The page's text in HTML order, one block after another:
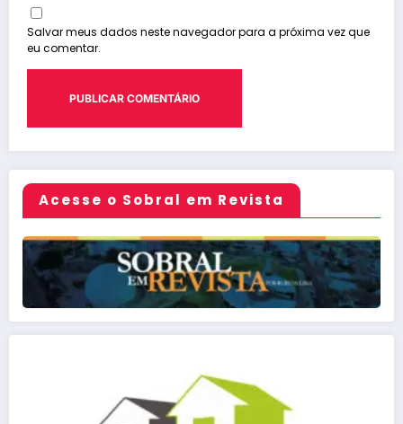
Salvar meus dados neste navegador para a próxima vez que
eu comentar.
Acesse o Sobral em Revista